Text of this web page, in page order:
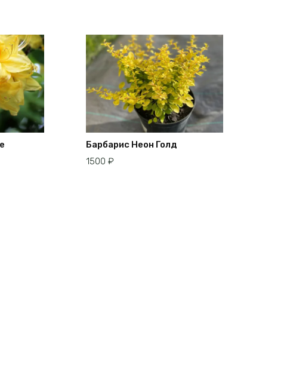
Барбарис Неон Голд
1500 ₽